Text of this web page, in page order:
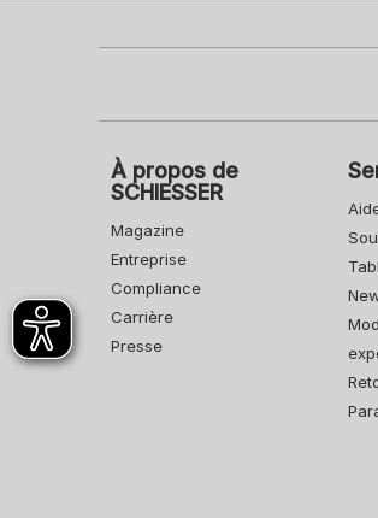
À propos de
SCHIESSER
Magazine
Entreprise
Compliance
Carrière
Presse